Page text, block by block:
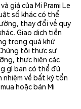
giá của Mi Prami Le
số khác có thể
thay đổi về quy
Giao dịch tiền
trong quá khứ
tôi thực sự
thực hiện các
gì bạn có thể đủ
nhiệm về bất kỳ tổn
hoặc bán Mi